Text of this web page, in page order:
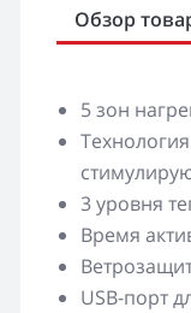
Обзор
5 зон
3 уровня
Время
USB-порт